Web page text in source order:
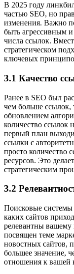
В 2025 году
частью SEO, но
изменения. Важно
быть агрессивным
числа ссылок.
стратегическом
ключевых
3.1 Качество
Ранее в SEO был
чем больше
обновлением
количество ссылок
первый план
ссылки с
просто количество
ресурсов. Это
стратегическим
3.2
Поисковые
каких сайтов
релевантны вашему
посвящен теме
новостных сайтов,
большее значение,
отношения к вашей